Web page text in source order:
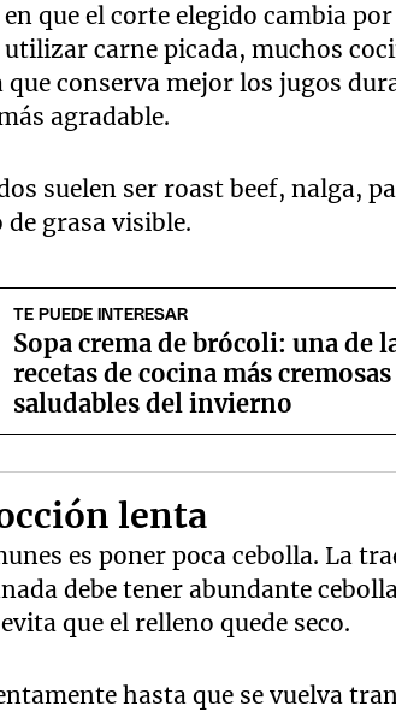
que el corte elegido cambia
carne picada, muchos
conserva mejor los jugos
agradable.
suelen ser roast beef, nalga,
grasa visible.
TE PUEDE INTERESAR
Sopa crema de brócoli: una de
recetas de cocina más cremosas
saludables del invierno
lenta
es poner poca cebolla. La
debe tener abundante
que el relleno quede seco.
hasta que se vuelva